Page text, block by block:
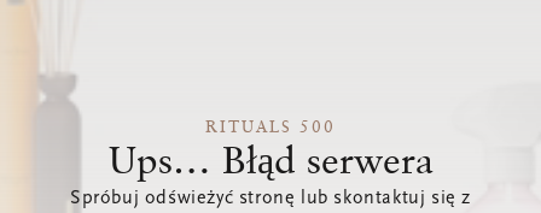
RITUALS 500
Ups… Błąd serwera
Spróbuj odświeżyć stronę lub skontaktuj się z